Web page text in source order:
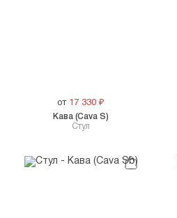
от 17 330 ₽
Стул
Кава (Cava S)